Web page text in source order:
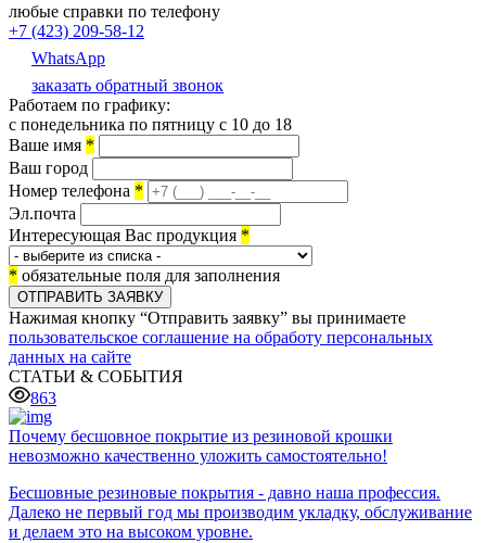
любые справки по телефону
+7 (423) 209-58-12
WhatsApp
заказать обратный звонок
Работаем по графику:
с понедельника по пятницу с 10 до 18
Ваше имя *
Ваш город
Номер телефона *
Эл.почта
Интересующая Вас продукция *
* обязательные поля для заполнения
ОТПРАВИТЬ ЗАЯВКУ
Нажимая кнопку “Отправить заявку” вы принимаете
пользовательское соглашение на обработу персональных
данных на сайте
СТАТЬИ & СОБЫТИЯ
863
Почему бесшовное покрытие из резиновой крошки
невозможно качественно уложить самостоятельно!
Бесшовные резиновые покрытия - давно наша профессия.
Далеко не первый год мы производим укладку, обслуживание
и делаем это на высоком уровне.